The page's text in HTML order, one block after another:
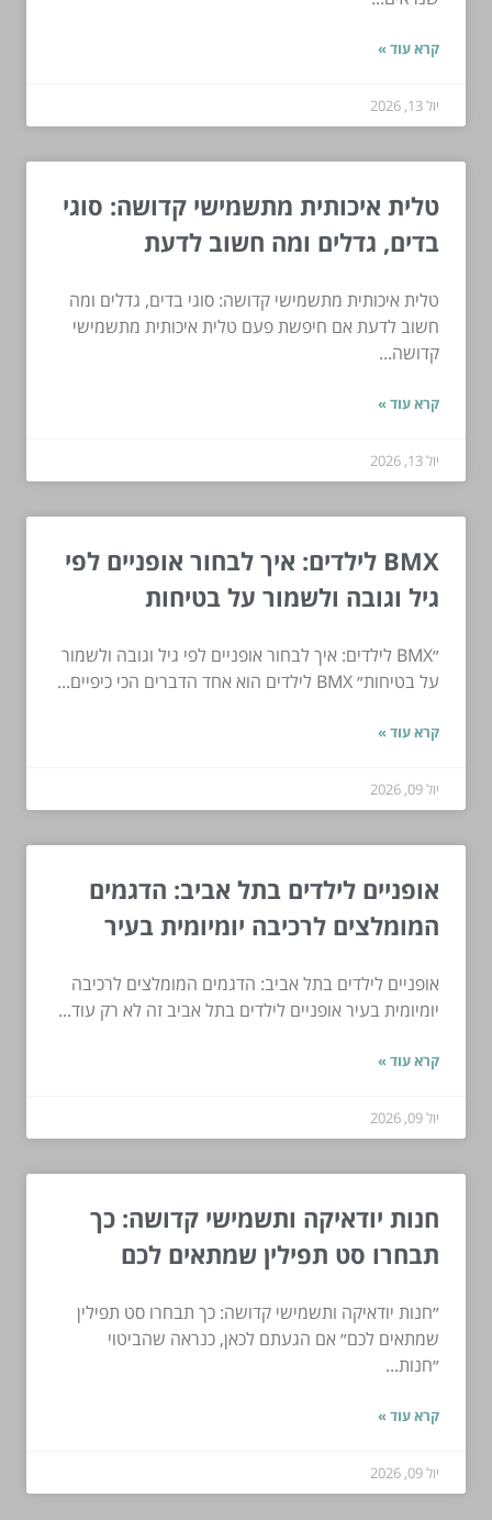
קרא עוד »
יול 13, 2026
טלית איכותית מתשמישי קדושה: סוגי
בדים, גדלים ומה חשוב לדעת
טלית איכותית מתשמישי קדושה: סוגי בדים, גדלים ומה
חשוב לדעת אם חיפשת פעם טלית איכותית מתשמישי
קדושה...
קרא עוד »
יול 13, 2026
BMX לילדים: איך לבחור אופניים לפי
גיל וגובה ולשמור על בטיחות
״BMX לילדים: איך לבחור אופניים לפי גיל וגובה ולשמור
על בטיחות״ BMX לילדים הוא אחד הדברים הכי כיפיים...
קרא עוד »
יול 09, 2026
אופניים לילדים בתל אביב: הדגמים
המומלצים לרכיבה יומיומית בעיר
אופניים לילדים בתל אביב: הדגמים המומלצים לרכיבה
יומיומית בעיר אופניים לילדים בתל אביב זה לא רק עוד...
קרא עוד »
יול 09, 2026
חנות יודאיקה ותשמישי קדושה: כך
תבחרו סט תפילין שמתאים לכם
״חנות יודאיקה ותשמישי קדושה: כך תבחרו סט תפילין
שמתאים לכם״ אם הגעתם לכאן, כנראה שהביטוי
״חנות...
קרא עוד »
יול 09, 2026